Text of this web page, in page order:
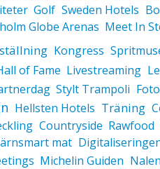
Golf Sweden Hotels
Globe Arenas Meet In
Kongress
of Fame Livestreaming
Stylt Trampoli
Hellsten Hotels Träning
Countryside Rawfood
mat
Michelin Guiden Nalen